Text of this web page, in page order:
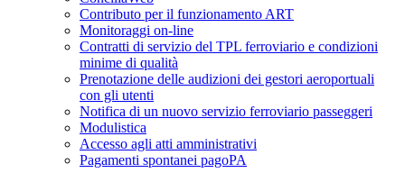
Contributo per il funzionamento ART
Monitoraggi on-line
Contratti di servizio del TPL ferroviario e condizioni
minime di qualità
Prenotazione delle audizioni dei gestori aeroportuali
con gli utenti
Notifica di un nuovo servizio ferroviario passeggeri
Modulistica
Accesso agli atti amministrativi
Pagamenti spontanei pagoPA